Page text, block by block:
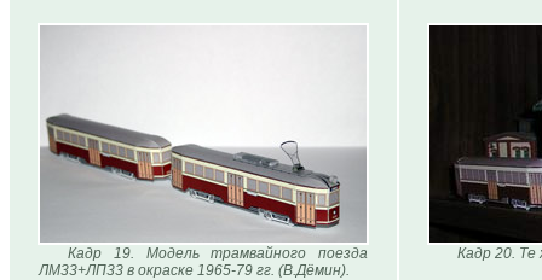
Кадр 19. Модель трамвайного поезда
ЛМ33+ЛП33 в окраске 1965-79 гг. (В.Дёмин).
Кадр 20. Те